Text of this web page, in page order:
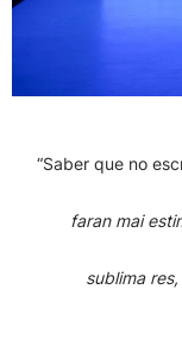
“Saber que no
faran mai
sublima